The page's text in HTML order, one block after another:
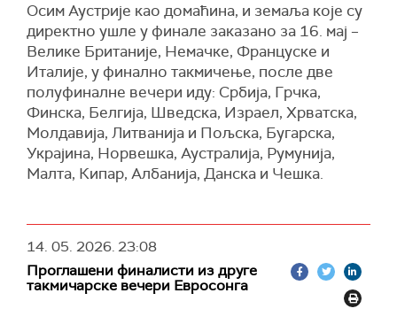
Осим Аустрије као домаћина, и земаља које су
директно ушле у финале заказано за 16. мај –
Велике Британије, Немачке, Француске и
Италије, у финално такмичење, после две
полуфиналне вечери иду: Србија, Грчка,
Финска, Белгија, Шведска, Израел, Хрватска,
Молдавија, Литванија и Пољска, Бугарска,
Украјина, Норвешка, Аустралија, Румунија,
Малта, Кипар, Албанија, Данска и Чешка.
14. 05. 2026.23:08
Проглашени финалисти из друге
такмичарске вечери Евросонга